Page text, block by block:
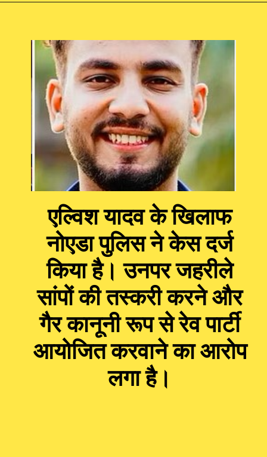
एल्विश यादव के खिलाफ
नोएडा पुलिस ने केस दर्ज
किया है। उनपर जहरीले
सांपों की तस्करी करने और
गैर कानूनी रूप से रेव पार्टी
आयोजित करवाने का आरोप
लगा है।